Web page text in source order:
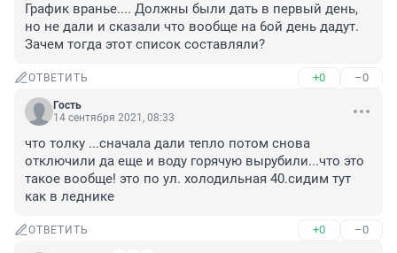
График вранье.... Должны были дать в первый день,
но не дали и сказали что вообще на 6ой день дадут.
Зачем тогда этот список составляли?
ОТВЕТИТЬ +0 –0
Гость
14 сентября 2021, 08:33
что толку ...сначала дали тепло потом снова
отключили да еще и воду горячую вырубили...что это
такое вообще! это по ул. холодильная 40.сидим тут
как в леднике
ОТВЕТИТЬ +0 –0